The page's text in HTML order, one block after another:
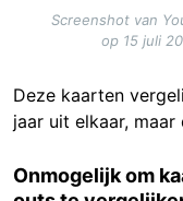
Screenshot van
op 15 juli
Deze kaarten
jaar uit elkaar, maar
Onmogelijk om